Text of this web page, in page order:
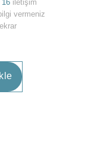
16 iletişim
vermeniz